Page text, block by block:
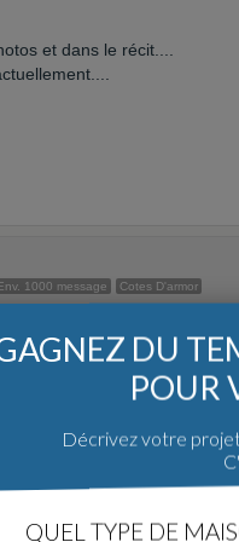
et dans le récit....
1000 message Cotes D'armor
thermique?
, j'ai vu qu'il n'y a
liés.
qu'ils n'aient pas
DU
POUR
Décrivez votre
QUEL TYPE DE